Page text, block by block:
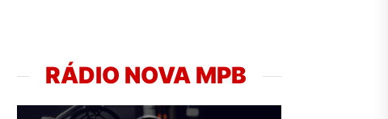
RÁDIO NOVA MPB